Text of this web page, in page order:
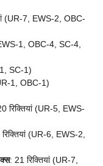
(UR-7, EWS-2, OBC-
1, OBC-4, SC-4,
1, SC-1)
1, OBC-1)
रिक्तियां (UR-5, EWS-
(UR-6, EWS-2,
: 21 रिक्तियां (UR-7,